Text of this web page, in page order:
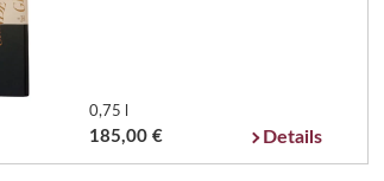
0,75 l
185,00 € Details